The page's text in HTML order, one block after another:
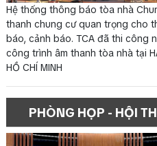
Hệ thống thông báo tòa nhà
thanh chung cư quan trọng cho
báo, cảnh báo. TCA đã thi công
công trình âm thanh tòa nhà tại
HỒ CHÍ MINH
PHÒNG HỌP - HỘI